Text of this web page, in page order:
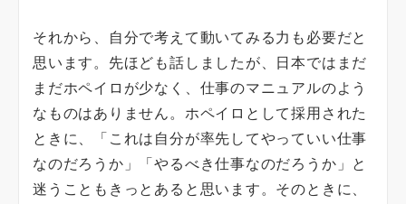
それから、自分で考えて動いてみる力も必要だと
思います。先ほども話しましたが、日本ではまだ
まだホペイロが少なく、仕事のマニュアルのよう
なものはありません。ホペイロとして採用された
ときに、「これは自分が率先してやっていい仕事
なのだろうか」「やるべき仕事なのだろうか」と
迷うこともきっとあると思います。そのときに、